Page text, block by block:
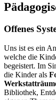
Offenes
Uns ist es ein
welche die
begeistert. Im
die Kinder als
Bibliothek,